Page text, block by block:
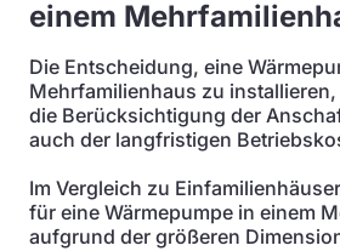
einem
Die Entscheidung, eine
Mehrfamilienhaus zu
die Berücksichtigung der
auch der langfristigen
Im Vergleich zu
für eine Wärmepumpe in einem
aufgrund der größeren